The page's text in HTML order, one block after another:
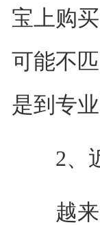
宝上购
可能不
是到专
2、近
越来越